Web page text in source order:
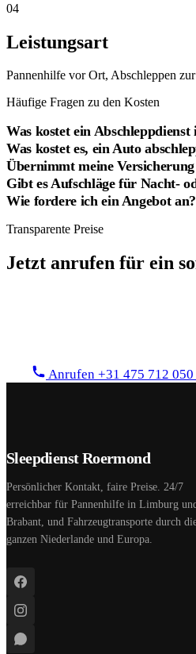
04
Leistungsart
Pannenhilfe vor Ort, Abschleppen
Häufige Fragen zu den Kosten
Was kostet ein
Was kostet es, ein Auto
Übernimmt meine
Gibt es Aufschläge für Nacht-
Wie fordere ich ein Angebot an?
Transparente Preise
Jetzt anrufen für ein
Anrufen +31 475 712 050
Sleepdienst Roermond
Persönlicher Kontakt, faire Preise. 24/7
erreichbar für Pannenhilfe in Limburg
Brabant, und Fahrzeugtransporte durch
ganzen Niederlande und Europa.